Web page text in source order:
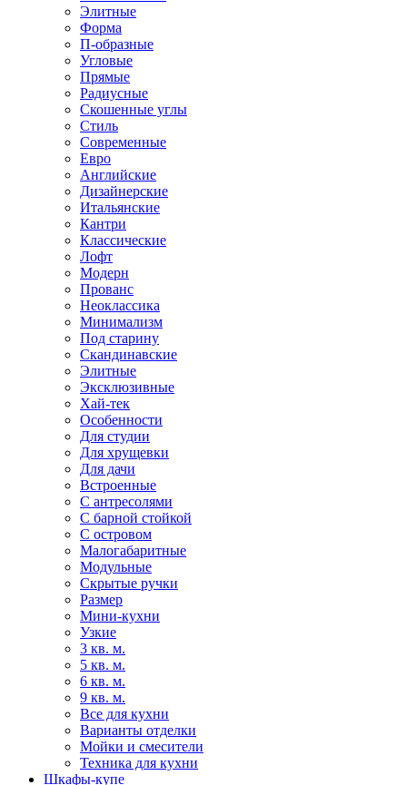
Элитные
Форма
П-образные
Угловые
Прямые
Радиусные
Скошенные углы
Стиль
Современные
Евро
Английские
Дизайнерские
Итальянские
Кантри
Классические
Лофт
Модерн
Прованс
Неоклассика
Минимализм
Под старину
Скандинавские
Элитные
Эксклюзивные
Хай-тек
Особенности
Для студии
Для хрущевки
Для дачи
Встроенные
С антресолями
С барной стойкой
С островом
Малогабаритные
Модульные
Скрытые ручки
Размер
Мини-кухни
Узкие
3 кв. м.
5 кв. м.
6 кв. м.
9 кв. м.
Все для кухни
Варианты отделки
Мойки и смесители
Техника для кухни
Шкафы-купе